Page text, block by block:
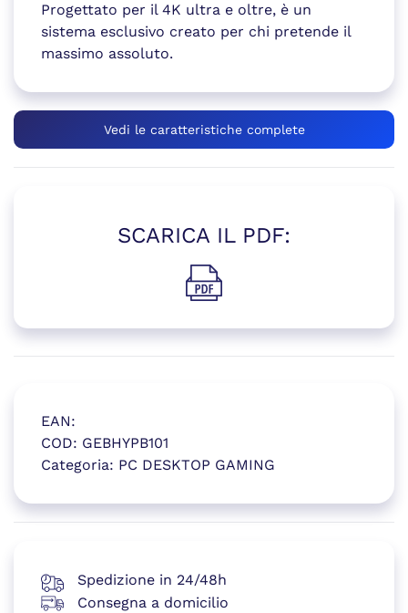
Progettato per il 4K ultra e oltre, è un
sistema esclusivo creato per chi pretende il
massimo assoluto.
Vedi le caratteristiche complete
EAN:
COD: GEBHYPB101
Categoria: PC DESKTOP GAMING
(si apre in una nuova
SCARICA IL PDF:
(si apre in una nuova
Spedizione in 24/48h
Consegna a domicilio